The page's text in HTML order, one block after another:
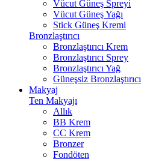
Vücut Güneş Spreyi
Vücut Güneş Yağı
Stick Güneş Kremi
Bronzlaştırıcı
Bronzlaştırıcı Krem
Bronzlaştırıcı Sprey
Bronzlaştırıcı Yağ
Güneşsiz Bronzlaştırıcı
Makyaj
Ten Makyajı
Allık
BB Krem
CC Krem
Bronzer
Fondöten